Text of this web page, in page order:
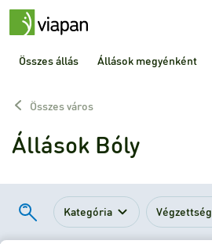
Összes állás Állások megyénként
Összes város
Állások Bóly
Kategória Végzettség